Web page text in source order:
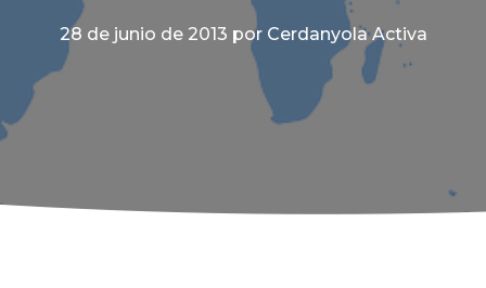
28 de junio de 2013 por Cerdanyola Activa